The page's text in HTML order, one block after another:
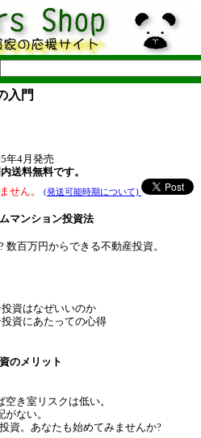
入門
年4月発売
送料無料です。
せん。
(発送可能時期について)
マンション投資法
数百万円からできる不動産投資。
資はなぜいいのか
資にあたっての心得
のメリット
き室リスクは低い。
ない。
資。あなたも始めてみませんか?